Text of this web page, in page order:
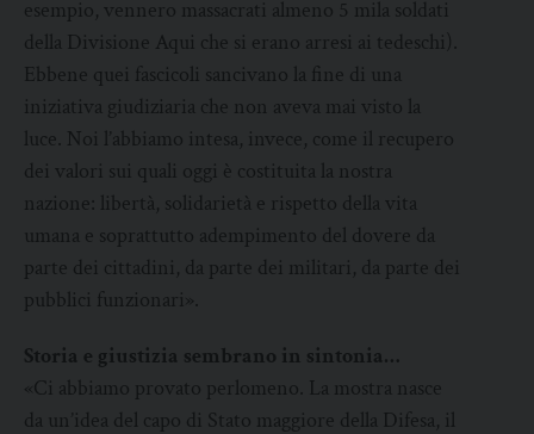
esempio, vennero massacrati almeno 5 mila soldati
della Divisione Aqui che si erano arresi ai tedeschi).
Ebbene quei fascicoli sancivano la fine di una
iniziativa giudiziaria che non aveva mai visto la
luce. Noi l’abbiamo intesa, invece, come il recupero
dei valori sui quali oggi è costituita la nostra
nazione: libertà, solidarietà e rispetto della vita
umana e soprattutto adempimento del dovere da
parte dei cittadini, da parte dei militari, da parte dei
pubblici funzionari».
Storia e giustizia sembrano in sintonia…
«Ci abbiamo provato perlomeno. La mostra nasce
da un’idea del capo di Stato maggiore della Difesa, il